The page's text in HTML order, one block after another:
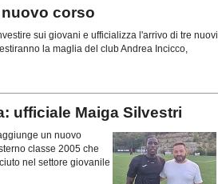
nuovo corso
sui giovani e ufficializza l'arrivo di tre nuovi
la maglia del club Andrea Incicco,
ufficiale Maiga Silvestri
un nuovo
classe 2005 che
nel settore giovanile